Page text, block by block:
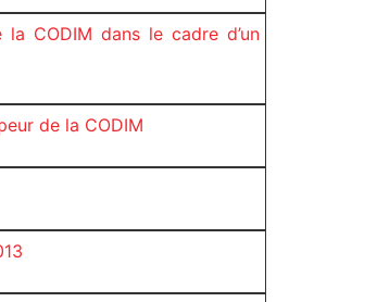
CODIM dans le cadre d’un
de la CODIM